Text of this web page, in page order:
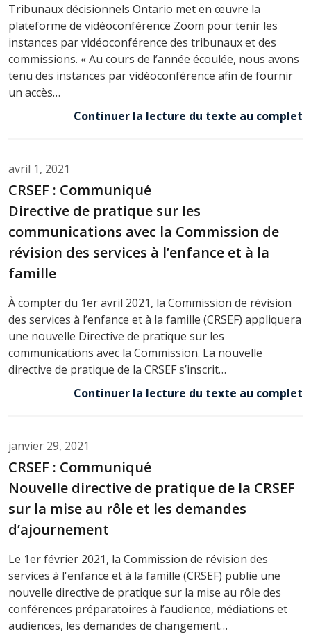
Tribunaux décisionnels Ontario met en œuvre la
plateforme de vidéoconférence Zoom pour tenir les
instances par vidéoconférence des tribunaux et des
commissions. « Au cours de l’année écoulée, nous avons
tenu des instances par vidéoconférence afin de fournir
un accès…
Continuer la lecture du texte au complet
avril 1, 2021
CRSEF : Communiqué
Directive de pratique sur les
communications avec la Commission de
révision des services à l’enfance et à la
famille
À compter du 1er avril 2021, la Commission de révision
des services à l’enfance et à la famille (CRSEF) appliquera
une nouvelle Directive de pratique sur les
communications avec la Commission. La nouvelle
directive de pratique de la CRSEF s’inscrit…
Continuer la lecture du texte au complet
janvier 29, 2021
CRSEF : Communiqué
Nouvelle directive de pratique de la CRSEF
sur la mise au rôle et les demandes
d’ajournement
Le 1er février 2021, la Commission de révision des
services à l'enfance et à la famille (CRSEF) publie une
nouvelle directive de pratique sur la mise au rôle des
conférences préparatoires à l’audience, médiations et
audiences, les demandes de changement…